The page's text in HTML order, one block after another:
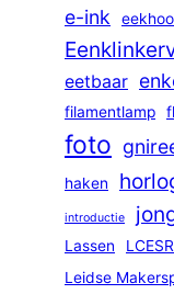
e-ink
eetbaar
filamentlamp
foto
haken
introductie
Lassen
Leidse